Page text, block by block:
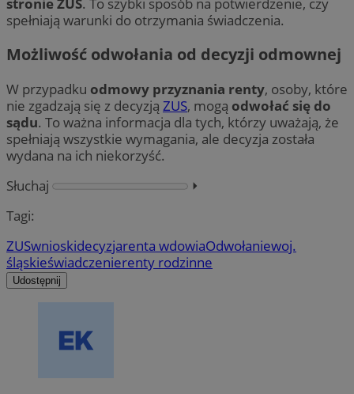
stronie ZUS. To szybki sposób na potwierdzenie, czy
spełniają warunki do otrzymania świadczenia.
Możliwość odwołania od decyzji odmownej
W przypadku odmowy przyznania renty, osoby, które
nie zgadzają się z decyzją ZUS, mogą odwołać się do
sądu. To ważna informacja dla tych, którzy uważają, że
spełniają wszystkie wymagania, ale decyzja została
wydana na ich niekorzyść.
Słuchaj
⏵︎
Tagi:
ZUSwnioskidecyzjarenta wdowiaOdwołaniewoj.
śląskieświadczenierenty rodzinne
Udostępnij